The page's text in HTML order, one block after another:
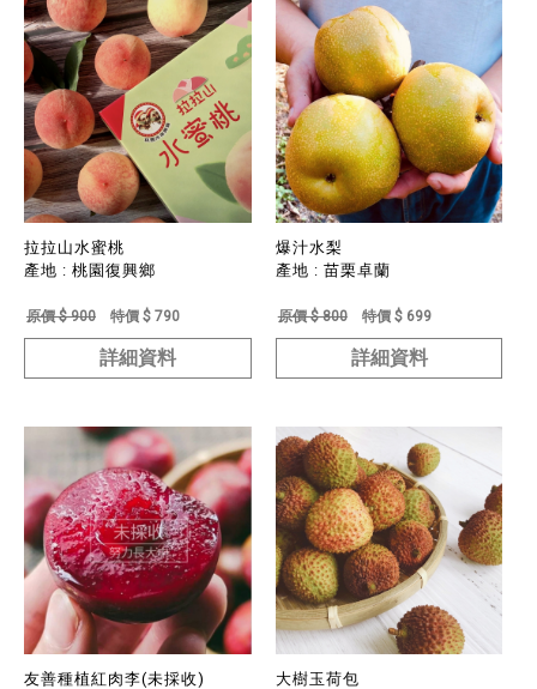
拉拉山水蜜桃
產地 : 桃園復興鄉
原價 $ 900 特價 $ 790
詳細資料
爆汁水梨
產地 : 苗栗卓蘭
原價 $ 800 特價 $ 699
詳細資料
友善種植紅肉李(未採收)
大樹玉荷包